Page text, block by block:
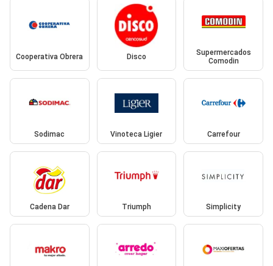
Cooperativa Obrera Disco
Supermercados
Comodin
Sodimac Vinoteca Ligier Carrefour
Cadena Dar Triumph Simplicity